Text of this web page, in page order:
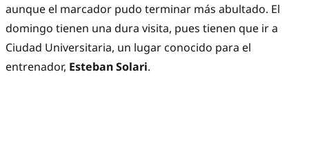
aunque el marcador pudo terminar más abultado. El
domingo tienen una dura visita, pues tienen que ir a
Ciudad Universitaria, un lugar conocido para el
entrenador, Esteban Solari.